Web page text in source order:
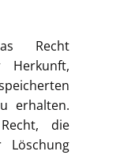
Recht
Herkunft,
erhalten.
die
Löschung